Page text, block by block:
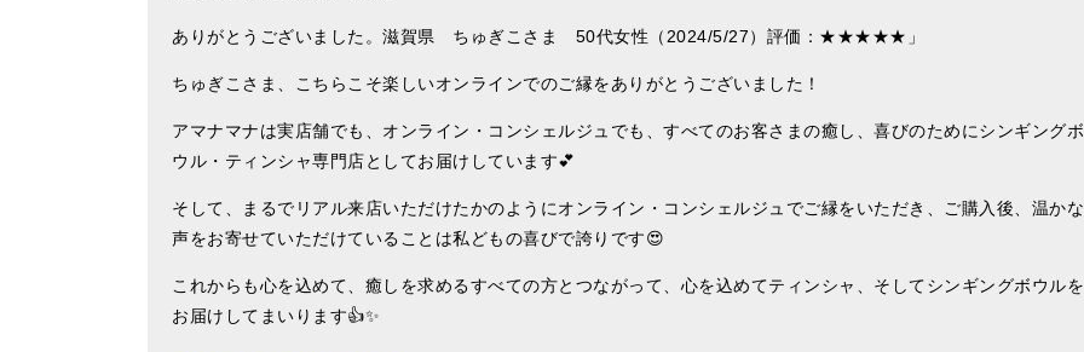
ありがとうございました。滋賀県 ちゅぎこさま 50代女性（2024/5/27）評価：★★★★★」
ちゅぎこさま、こちらこそ楽しいオンラインでのご縁をありがとうございました！
アマナマナは実店舗でも、オンライン・コンシェルジュでも、すべてのお客さまの癒し、喜びのためにシンギングボ
ウル・ティンシャ専門店としてお届けしています💕
そして、まるでリアル来店いただけたかのようにオンライン・コンシェルジュでご縁をいただき、ご購入後、温かな
声をお寄せていただけていることは私どもの喜びで誇りです😍
これからも心を込めて、癒しを求めるすべての方とつながって、心を込めてティンシャ、そしてシンギングボウルを
お届けしてまいります👍✨